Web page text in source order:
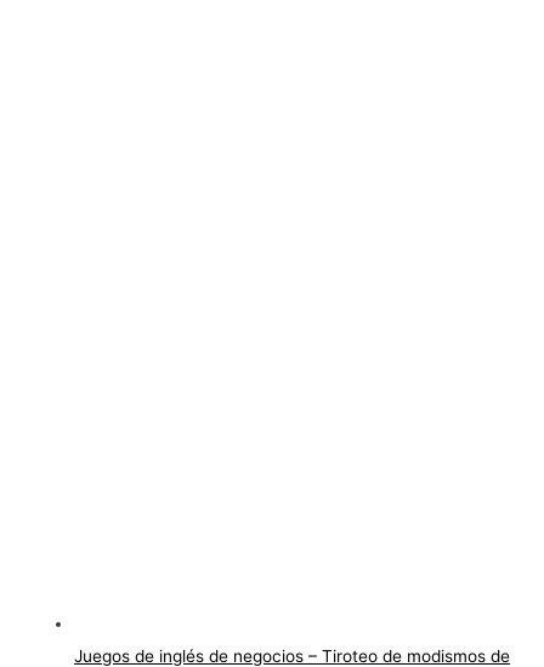
Juegos de inglés de negocios – Tiroteo de modismos de